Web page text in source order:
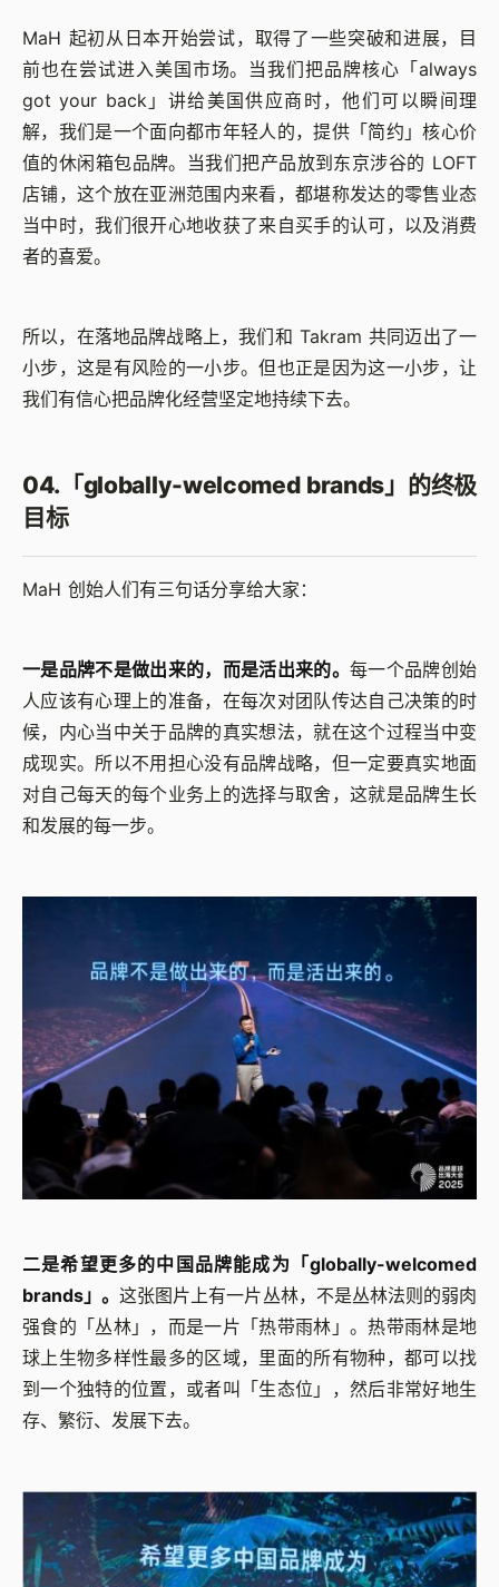
MaH 起初从日本开始尝试，取得了一些突破和进展，目
前也在尝试进入美国市场。当我们把品牌核心「always
got your back」讲给美国供应商时，他们可以瞬间理
解，我们是一个面向都市年轻人的，提供「简约」核心价
值的休闲箱包品牌。当我们把产品放到东京涉谷的 LOFT
店铺，这个放在亚洲范围内来看，都堪称发达的零售业态
当中时，我们很开心地收获了来自买手的认可，以及消费
者的喜爱。
所以，在落地品牌战略上，我们和 Takram 共同迈出了一
小步，这是有风险的一小步。但也正是因为这一小步，让
我们有信心把品牌化经营坚定地持续下去。
04.「globally-welcomed brands」的终极
目标
MaH 创始人们有三句话分享给大家：
一是品牌不是做出来的，而是活出来的。 每一个品牌创始
人应该有心理上的准备，在每次对团队传达自己决策的时
候，内心当中关于品牌的真实想法，就在这个过程当中变
成现实。所以不用担心没有品牌战略，但一定要真实地面
对自己每天的每个业务上的选择与取舍，这就是品牌生长
和发展的每一步。
二是希望更多的中国品牌能成为「globally-welcomed
brands」。这张图片上有一片丛林，不是丛林法则的弱肉
强食的「丛林」，而是一片「热带雨林」。热带雨林是地
球上生物多样性最多的区域，里面的所有物种，都可以找
到一个独特的位置，或者叫「生态位」，然后非常好地生
存、繁衍、发展下去。